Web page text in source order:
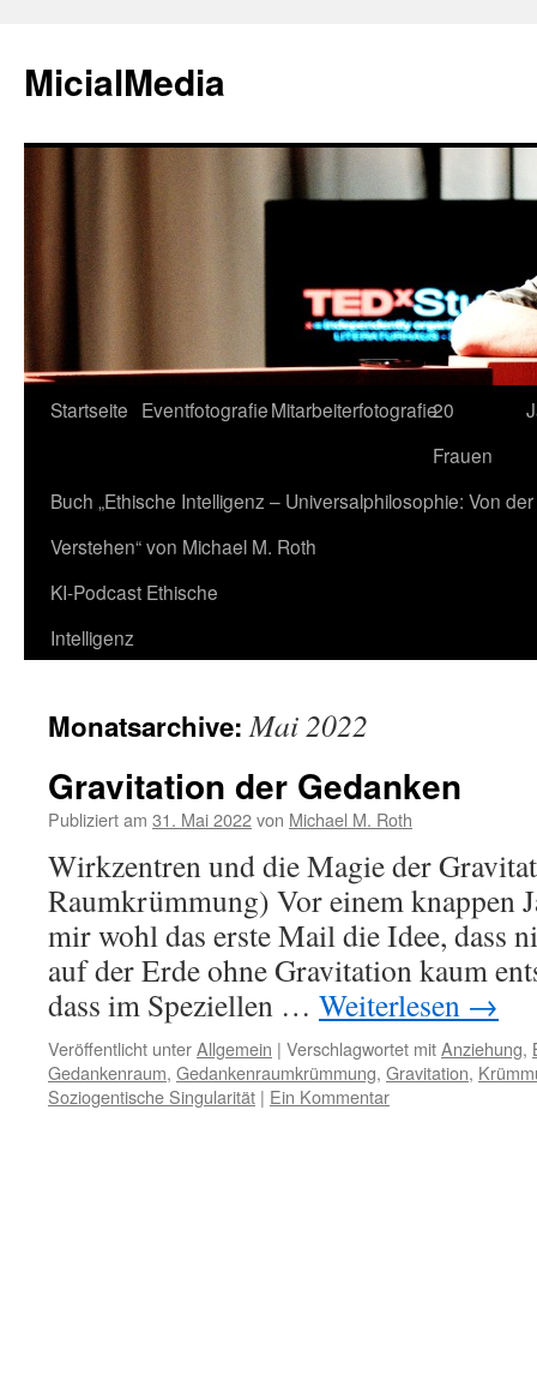
MicialMedia
Zum
springen
Startseite EventfotografieMitarbeiterfotografie20
Frauen
Buch „Ethische Intelligenz – Universalphilosophie: Von
Verstehen“ von Michael M. Roth
KI-Podcast Ethische
Intelligenz
Monatsarchive:Mai 2022
Gravitation der Gedanken
Publiziert am 31. Mai 2022von Michael M. Roth
Wirkzentren und die Magie der
Raumkrümmung) Vor einem knappen
mir wohl das erste Mail die Idee, dass
auf der Erde ohne Gravitation kaum
dass im Speziellen … Weiterlesen →
Veröffentlicht unterAllgemein | Verschlagwortet mitAnziehung,
Gedankenraum, Gedankenraumkrümmung, Gravitation,
Soziogentische Singularität | Ein Kommentar